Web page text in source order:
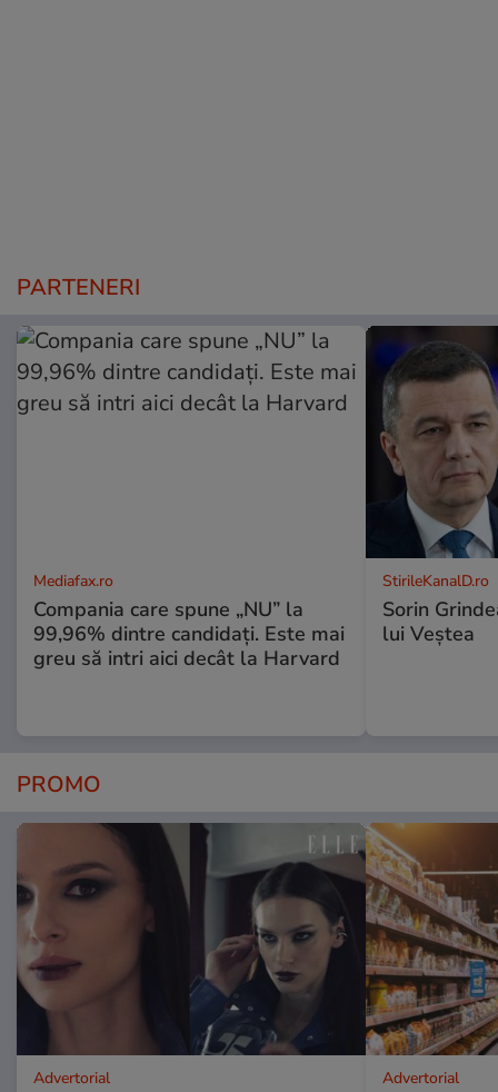
PARTENERI
Mediafax.ro
Compania care spune „NU” la
99,96% dintre candidați. Este mai
greu să intri aici decât la Harvard
StirileKanalD.ro
Sorin
lui Veștea
PROMO
Advertorial Advertorial